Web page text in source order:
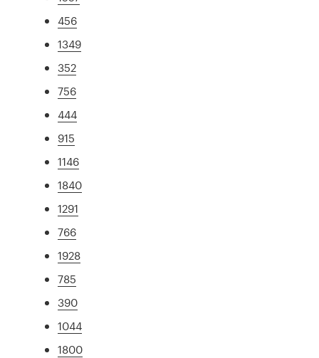
456
1349
352
756
444
915
1146
1840
1291
766
1928
785
390
1044
1800